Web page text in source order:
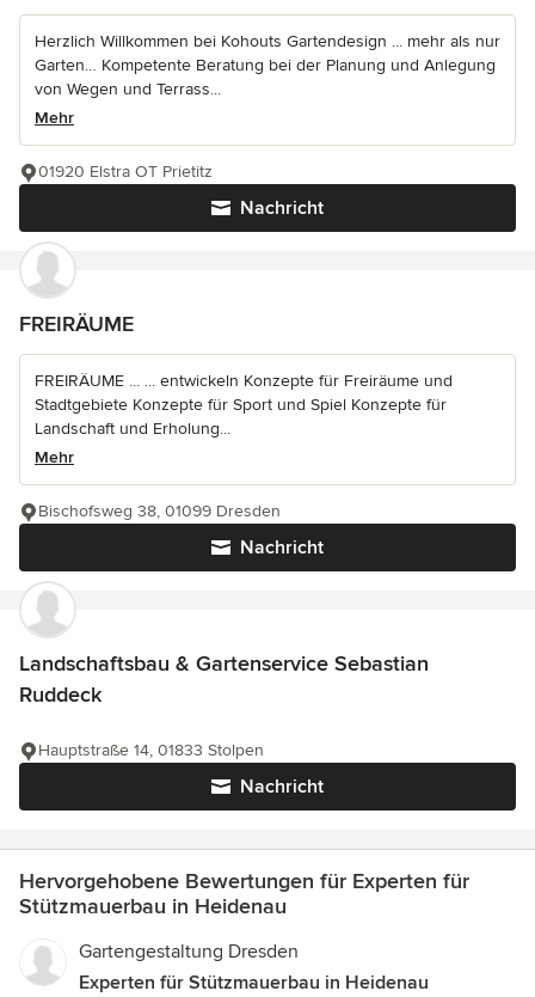
Herzlich Willkommen bei Kohouts Gartendesign ... mehr als nur
Garten… Kompetente Beratung bei der Planung und Anlegung
von Wegen und Terrass...
Mehr
Nachricht
01920 Elstra OT Prietitz
FREIRÄUME
FREIRÄUME ... ... entwickeln Konzepte für Freiräume und
Stadtgebiete Konzepte für Sport und Spiel Konzepte für
Landschaft und Erholung...
Mehr
Nachricht
Bischofsweg 38, 01099 Dresden
Landschaftsbau & Gartenservice Sebastian
Ruddeck
Nachricht
Hauptstraße 14, 01833 Stolpen
Hervorgehobene Bewertungen für Experten für
Stützmauerbau in Heidenau
Gartengestaltung Dresden
Experten für Stützmauerbau in Heidenau